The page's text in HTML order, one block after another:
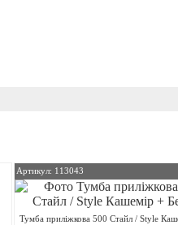
Артикул: 113043
Тумба приліжкова 500 Стайл / Style